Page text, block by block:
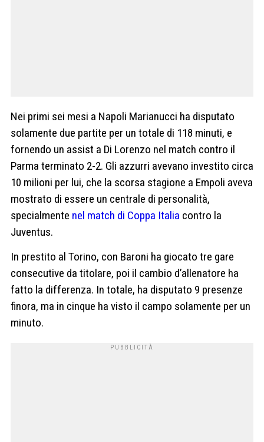
Nei primi sei mesi a Napoli Marianucci ha disputato
solamente due partite per un totale di 118 minuti, e
fornendo un assist a Di Lorenzo nel match contro il
Parma terminato 2-2. Gli azzurri avevano investito circa
10 milioni per lui, che la scorsa stagione a Empoli aveva
mostrato di essere un centrale di personalità,
specialmente nel match di Coppa Italia contro la
Juventus.
In prestito al Torino, con Baroni ha giocato tre gare
consecutive da titolare, poi il cambio d’allenatore ha
fatto la differenza. In totale, ha disputato 9 presenze
finora, ma in cinque ha visto il campo solamente per un
minuto.